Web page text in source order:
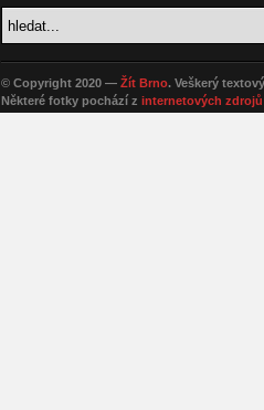
© Copyright 2020 — Žít Brno. Veškerý
Některé fotky pochází z internetových